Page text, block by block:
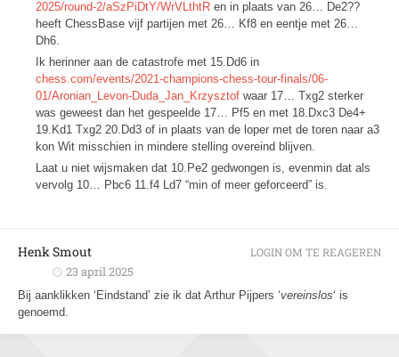
2025/round-2/aSzPiDtY/WrVLthtR en in plaats van 26… De2??
heeft ChessBase vijf partijen met 26… Kf8 en eentje met 26…
Dh6.
Ik herinner aan de catastrofe met 15.Dd6 in
chess.com/events/2021-champions-chess-tour-finals/06-
01/Aronian_Levon-Duda_Jan_Krzysztof waar 17… Txg2 sterker
was geweest dan het gespeelde 17… Pf5 en met 18.Dxc3 De4+
19.Kd1 Txg2 20.Dd3 of in plaats van de loper met de toren naar a3
kon Wit misschien in mindere stelling overeind blijven.
Laat u niet wijsmaken dat 10.Pe2 gedwongen is, evenmin dat als
vervolg 10… Pbc6 11.f4 Ld7 “min of meer geforceerd” is.
Henk Smout
23 april 2025
Bij aanklikken ‘Eindstand’ zie ik dat Arthur Pijpers ‘vereinslos‘ is
genoemd.
LOGIN OM TE REAGEREN